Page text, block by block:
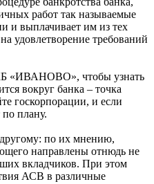
работ так называемые
и выплачивает им из тех
удовлетворение требований
«ИВАНОВО», чтобы узнать
вокруг банка – точка
госкорпорации, и если
по плану.
по их мнению,
направлены отнюдь не
вкладчиков. При этом
АСВ в различные